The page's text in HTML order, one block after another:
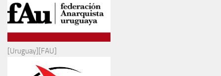
[Uruguay][FAU]